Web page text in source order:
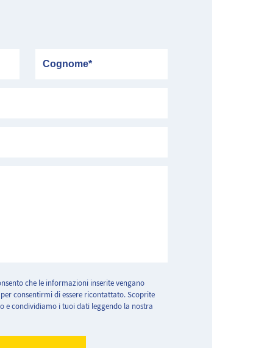
che le informazioni inserite vengano
consentirmi di essere ricontattato. Scoprite
e condividiamo i tuoi dati leggendo la nostra